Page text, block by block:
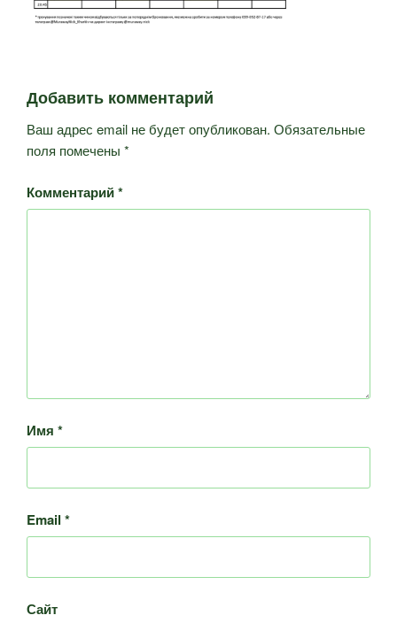
Добавить комментарий
Ваш адрес email не будет опубликован. Обязательные
поля помечены *
Комментарий*
Имя *
Email *
Сайт